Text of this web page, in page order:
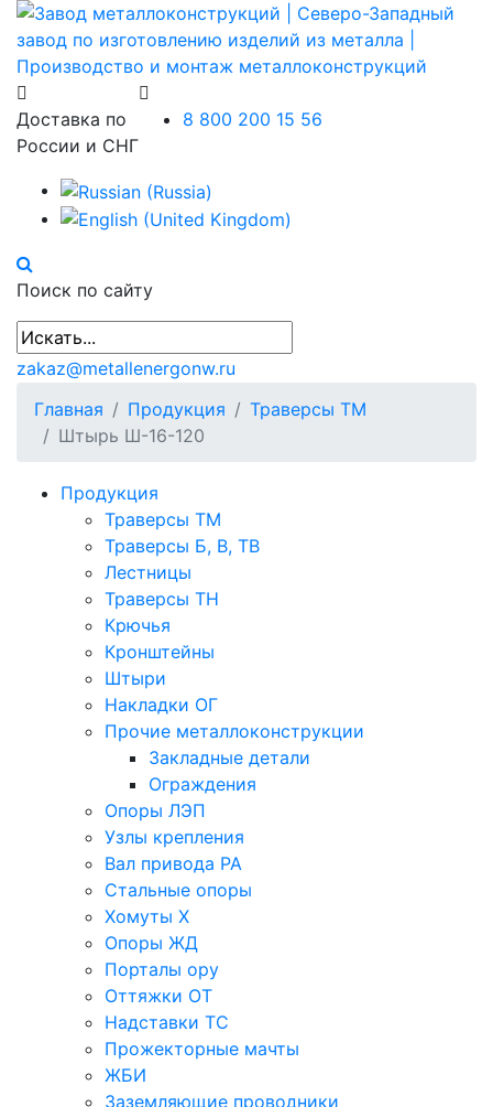
Доставка по
России и СНГ
8 800 200 15 56
Поиск по сайту
zakaz@metallenergonw.ru
Главная
Продукция
Траверсы ТМ
Штырь Ш-16-120
Продукция
Траверсы ТМ
Траверсы Б, В, ТВ
Лестницы
Траверсы ТН
Крючья
Кронштейны
Штыри
Накладки ОГ
Прочие металлоконструкции
Закладные детали
Ограждения
Опоры ЛЭП
Узлы крепления
Вал привода РА
Стальные опоры
Хомуты Х
Опоры ЖД
Порталы ору
Оттяжки ОТ
Надставки ТС
Прожекторные мачты
ЖБИ
Заземляющие проводники